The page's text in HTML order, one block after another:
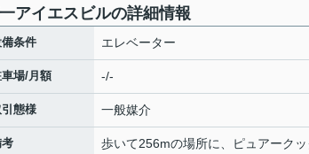
アイエスビルの詳細情報
条件 エレベーター
場/月額 -/-
態様 一般媒介
歩いて256mの場所に、ピュアークッ